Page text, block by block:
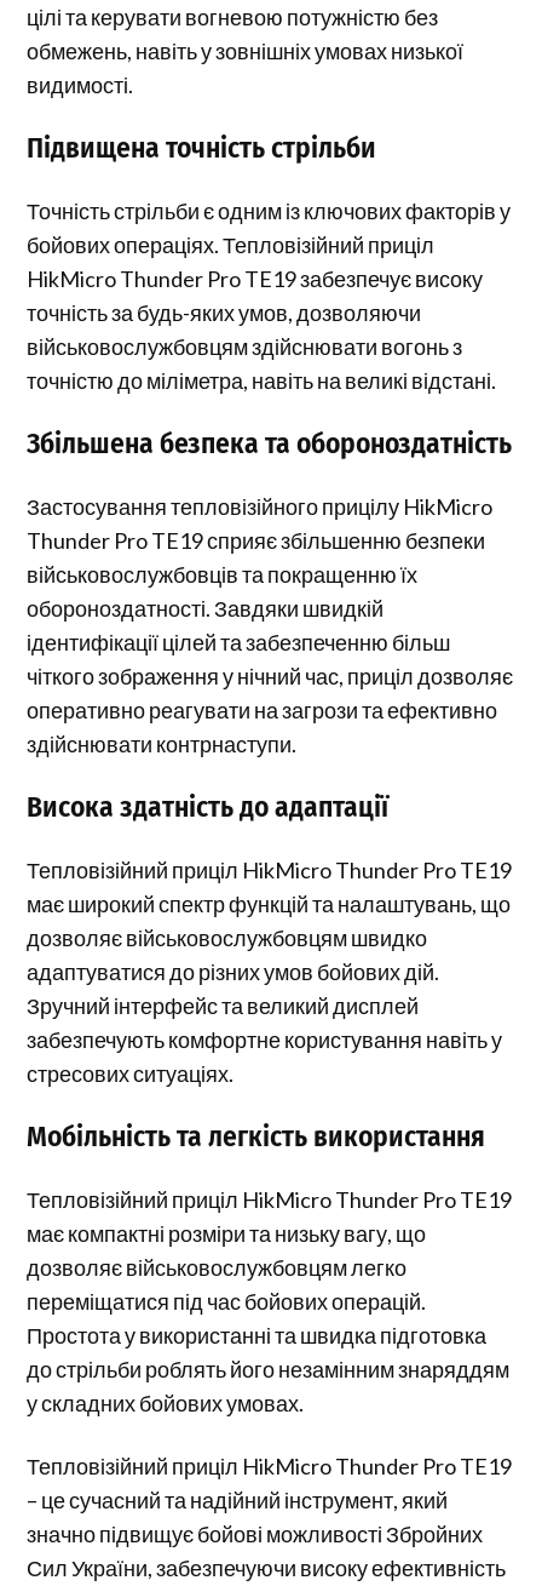
цілі та керувати вогневою потужністю без
обмежень, навіть у зовнішніх умовах низької
видимості.
Підвищена точність стрільби
Точність стрільби є одним із ключових факторів у
бойових операціях. Тепловізійний приціл
HikMicro Thunder Pro TE19 забезпечує високу
точність за будь-яких умов, дозволяючи
військовослужбовцям здійснювати вогонь з
точністю до міліметра, навіть на великі відстані.
Збільшена безпека та обороноздатність
Застосування тепловізійного прицілу HikMicro
Thunder Pro TE19 сприяє збільшенню безпеки
військовослужбовців та покращенню їх
обороноздатності. Завдяки швидкій
ідентифікації цілей та забезпеченню більш
чіткого зображення у нічний час, приціл дозволяє
оперативно реагувати на загрози та ефективно
здійснювати контрнаступи.
Висока здатність до адаптації
Тепловізійний приціл HikMicro Thunder Pro TE19
має широкий спектр функцій та налаштувань, що
дозволяє військовослужбовцям швидко
адаптуватися до різних умов бойових дій.
Зручний інтерфейс та великий дисплей
забезпечують комфортне користування навіть у
стресових ситуаціях.
Мобільність та легкість використання
Тепловізійний приціл HikMicro Thunder Pro TE19
має компактні розміри та низьку вагу, що
дозволяє військовослужбовцям легко
переміщатися під час бойових операцій.
Простота у використанні та швидка підготовка
до стрільби роблять його незамінним знаряддям
у складних бойових умовах.
Тепловізійний приціл HikMicro Thunder Pro TE19
– це сучасний та надійний інструмент, який
значно підвищує бойові можливості Збройних
Сил України, забезпечуючи високу ефективність